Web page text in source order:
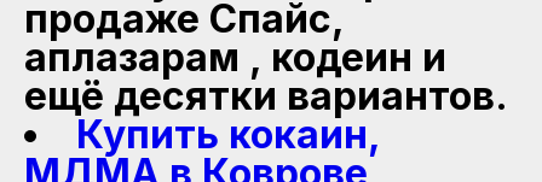
продаже Спайс,
аплазарам , кодеин и
ещё десятки вариантов.
Купить кокаин,
МДМА в Коврове